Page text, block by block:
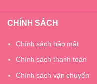
CHÍNH SÁCH
Chính sách bảo mật
Chính sách thanh toán
Chính sách vận chuyển